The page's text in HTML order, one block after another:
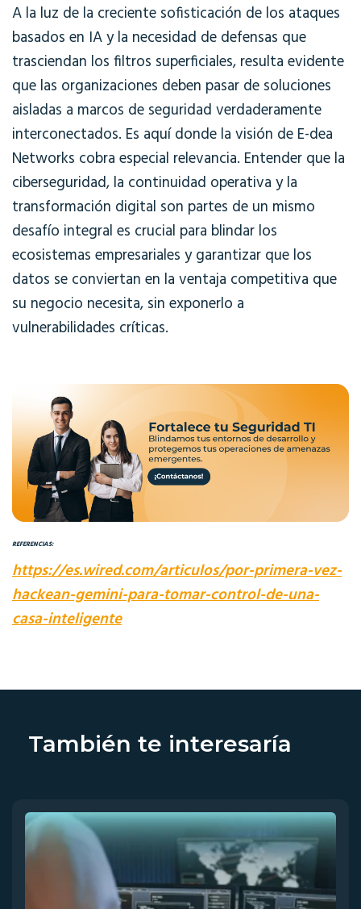
A la luz de la creciente sofisticación de los ataques
basados en IA y la necesidad de defensas que
trasciendan los filtros superficiales, resulta evidente
que las organizaciones deben pasar de soluciones
aisladas a marcos de seguridad verdaderamente
interconectados. Es aquí donde la visión de E-dea
Networks cobra especial relevancia. Entender que la
ciberseguridad, la continuidad operativa y la
transformación digital son partes de un mismo
desafío integral es crucial para blindar los
ecosistemas empresariales y garantizar que los
datos se conviertan en la ventaja competitiva que
su negocio necesita, sin exponerlo a
vulnerabilidades críticas.
REFERENCIAS:
https://es.wired.com/articulos/por-primera-vez-
hackean-gemini-para-tomar-control-de-una-
casa-inteligente
También te interesaría